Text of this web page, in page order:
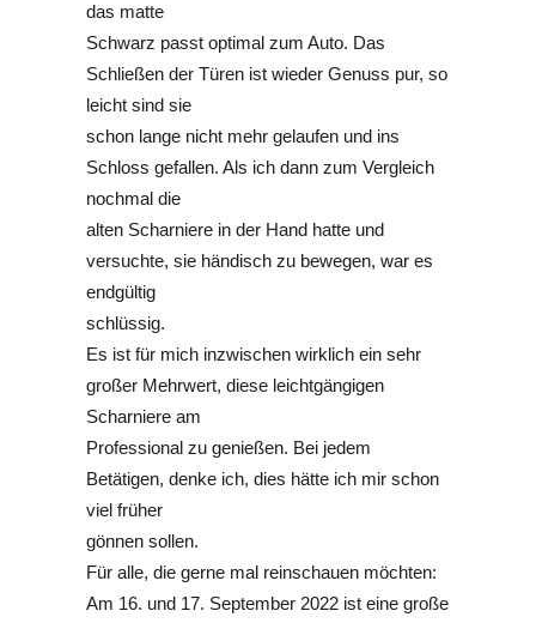
das matte
Schwarz passt optimal zum Auto. Das
Schließen der Türen ist wieder Genuss pur, so
leicht sind sie
schon lange nicht mehr gelaufen und ins
Schloss gefallen. Als ich dann zum Vergleich
nochmal die
alten Scharniere in der Hand hatte und
versuchte, sie händisch zu bewegen, war es
endgültig
schlüssig.
Es ist für mich inzwischen wirklich ein sehr
großer Mehrwert, diese leichtgängigen
Scharniere am
Professional zu genießen. Bei jedem
Betätigen, denke ich, dies hätte ich mir schon
viel früher
gönnen sollen.
Für alle, die gerne mal reinschauen möchten:
Am 16. und 17. September 2022 ist eine große